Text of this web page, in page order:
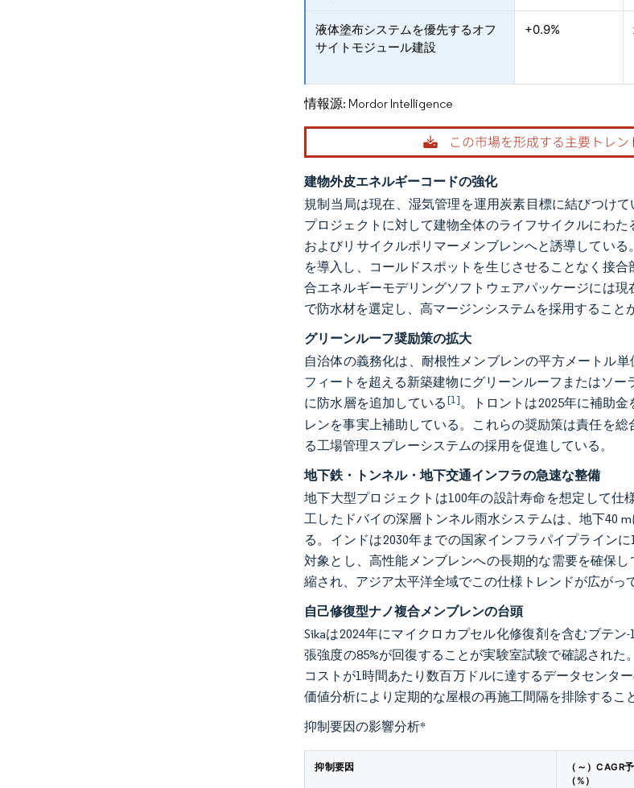
液体塗布システムを優先するオフ
サイトモジュール建設
+0.9%
情報源: Mordor Intelligence
建物外皮エネルギーコードの強化
規制当局は現在、湿気管理を運用炭素目標に結びつけ
プロジェクトに対して建物全体のライフサイクルにわ
およびリサイクルポリマーメンブレンへと誘導してい
を導入し、コールドスポットを生じさせることなく接
合エネルギーモデリングソフトウェアパッケージには
で防水材を選定し、高マージンシステムを採用すること
グリーンルーフ奨励策の拡大
自治体の義務化は、耐根性メンブレンの平方メートル
フィートを超える新築建物にグリーンルーフまたはソ
に防水層を追加している[1]。トロントは2025年に補助
レンを事実上補助している。これらの奨励策は責任を
る工場管理スプレーシステムの採用を促進している。
地下鉄・トンネル・地下交通インフラの急速な整備
地下大型プロジェクトは100年の設計寿命を想定して
工したドバイの深層トンネル雨水システムは、地下40
る。インドは2030年までの国家インフラパイプライン
対象とし、高性能メンブレンへの長期的な需要を確保
縮され、アジア太平洋全域でこの仕様トレンドが広がっ
自己修復型ナノ複合メンブレンの台頭
Sikaは2024年にマイクロカプセル化修復剤を含むブテ
張強度の85%が回復することが実験室試験で確認され
コストが1時間あたり数百万ドルに達するデータセンタ
価値分析により定期的な屋根の再施工間隔を排除するこ
抑制要因の影響分析*
抑制要因
（～）CAGR
（%）